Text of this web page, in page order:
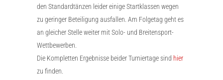
den Standardtänzen leider einige Startklassen wegen
zu geringer Beteiligung ausfallen. Am Folgetag geht es
an gleicher Stelle weiter mit Solo- und Breitensport-
Wettbewerben.
Die Kompletten Ergebnisse beider Turniertage sind hier
zu finden.